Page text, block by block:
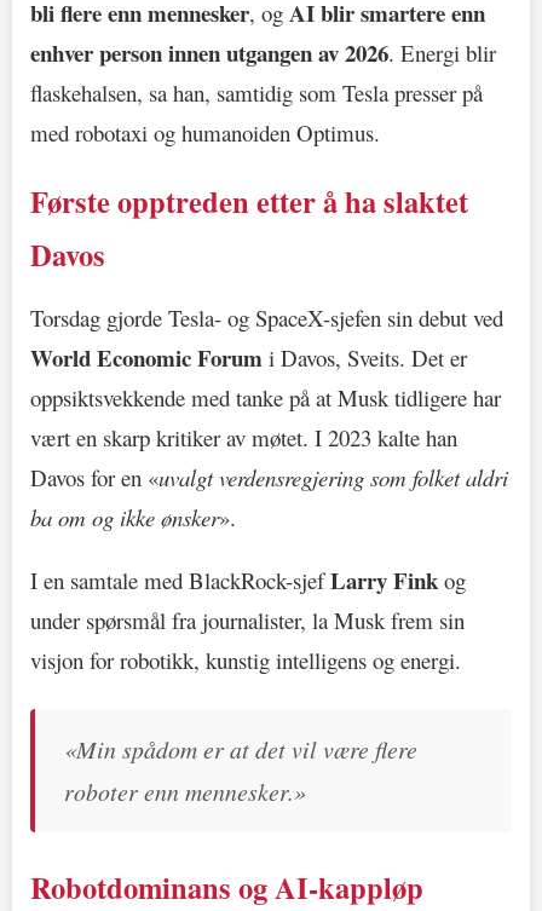
bli flere enn mennesker, og AI blir smartere enn
enhver person innen utgangen av 2026. Energi blir
flaskehalsen, sa han, samtidig som Tesla presser på
med robotaxi og humanoiden Optimus.
Første opptreden etter å ha slaktet
Davos
Torsdag gjorde Tesla- og SpaceX-sjefen sin debut ved
World Economic Forum i Davos, Sveits. Det er
oppsiktsvekkende med tanke på at Musk tidligere har
vært en skarp kritiker av møtet. I 2023 kalte han
Davos for en «uvalgt verdensregjering som folket aldri
ba om og ikke ønsker».
I en samtale med BlackRock-sjefLarry Finkog
under spørsmål fra journalister, la Musk frem sin
visjon for robotikk, kunstig intelligens og energi.
«Min spådom er at det vil være flere
roboter enn mennesker.»
Robotdominans og AI-kappløp